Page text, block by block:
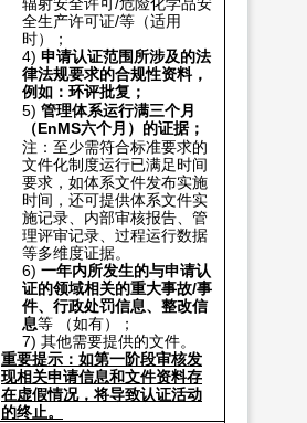
全生产许可证/等（适用
时）；
4) 申请认证范围所涉及的法
律法规要求的合规性资料，
例如：环评批复；
5) 管理体系运行满三个月
（EnMS六个月）的证据；
注：至少需符合标准要求的
文件化制度运行已满足时间
要求，如体系文件发布实施
时间，还可提供体系文件实
施记录、内部审核报告、管
理评审记录、过程运行数据
等多维度证据。
6) 一年内所发生的与申请认
证的领域相关的重大事故/事
件、行政处罚信息、整改信
息等 （如有）；
7) 其他需要提供的文件。
重要提示：如第一阶段审核发
现相关申请信息和文件资料存
在虚假情况，将导致认证活动
的终止。